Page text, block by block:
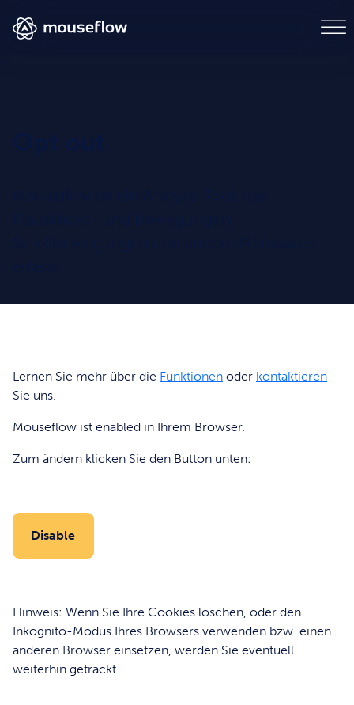
Lernen Sie mehr über die Funktionen oder kontaktieren
Sie uns.
Mouseflow ist enabled in Ihrem Browser.
Zum ändern klicken Sie den Button unten:
Disable
Hinweis: Wenn Sie Ihre Cookies löschen, oder den
Inkognito-Modus Ihres Browsers verwenden bzw. einen
anderen Browser einsetzen, werden Sie eventuell
weiterhin getrackt.